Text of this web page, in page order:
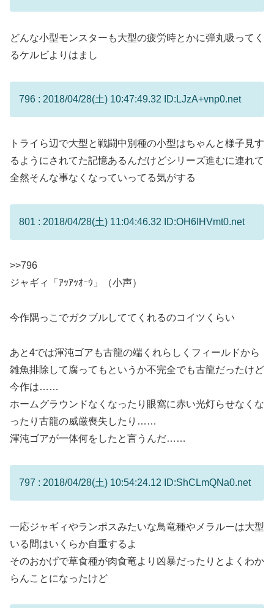
どんな小型モンスターも大型の疲労時とかに弾丸吸ってく
るケルビよりはまし
796 : 2018/04/28(土) 10:47:49.32 ID:LJzA+vnp0.net
トライら辺で大型と戦闘中別種の小型はちゃんと様子見す
るようにされてた記憶あるんだけどシリーズ進むに連れて
全然そんな事なくなっていってる気がする
801 : 2018/04/28(土) 11:04:46.32 ID:OH6IHVmt0.net
>>796
ジャギィ「ｱｯｱｯｵｰｳ」（小声）
今作隅っこでガクブルしててくれるのコイツくらい
あと4では渾沌ゴアも古龍の端くれらしくフィールドから
雑魚排除して腐ってもというか不完全でも古龍だったけど
今作は……
ホームグラウンドなくなったり眼窩に赤い光灯らせなくな
ったり古龍の威厳喪失したり……
渾沌ゴアが一体何をしたと言うんだ……
797 : 2018/04/28(土) 10:54:24.12 ID:ShCLmQNa0.net
一応ジャギィやランポスみたいな鳥竜種やメラルーは大型
いる間はいくらか自重するよ
そのおかげで草食種が肉食竜より凶暴だったりとよくわか
らんことになったけど